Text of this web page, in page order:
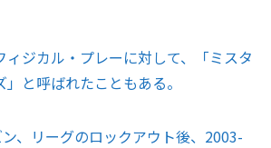
ジカル・プレーに対して、「ミスタ
と呼ばれたこともある。
、リーグのロックアウト後、2003-